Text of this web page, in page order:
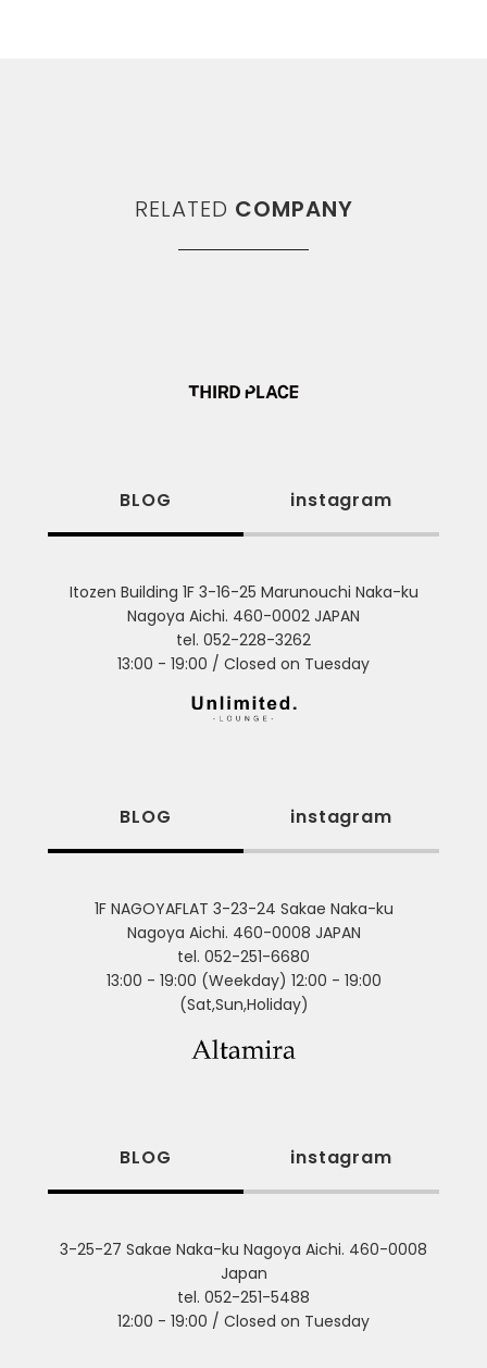
RELATED COMPANY
BLOG instagram
Itozen Building 1F 3-16-25 Marunouchi Naka-ku
Nagoya Aichi. 460-0002 JAPAN
tel. 052-228-3262
13:00 - 19:00 / Closed on Tuesday
BLOG instagram
1F NAGOYAFLAT 3-23-24 Sakae Naka-ku
Nagoya Aichi. 460-0008 JAPAN
tel. 052-251-6680
13:00 - 19:00 (Weekday) 12:00 - 19:00
(Sat,Sun,Holiday)
BLOG instagram
3-25-27 Sakae Naka-ku Nagoya Aichi. 460-0008
Japan
tel. 052-251-5488
12:00 - 19:00 / Closed on Tuesday